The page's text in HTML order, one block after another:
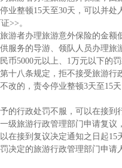
业整顿15天至30天，可以并处
>>。
者办理旅游意外保险的金额
服务的导游、领队人员办理旅
5000元以上、1万元以下的罚
八条规定，拒不接受旅游行
改的，责令停业整顿3天至15
政处罚不服，可以在接到
级旅游行政管理部门申请复议
在接到复议决定通知之日起
决定的旅游行政管理部门申请